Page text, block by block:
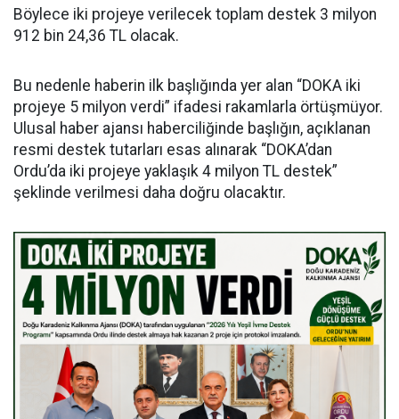
Böylece iki projeye verilecek toplam destek 3 milyon
912 bin 24,36 TL olacak.
Bu nedenle haberin ilk başlığında yer alan “DOKA iki
projeye 5 milyon verdi” ifadesi rakamlarla örtüşmüyor.
Ulusal haber ajansı haberciliğinde başlığın, açıklanan
resmi destek tutarları esas alınarak “DOKA’dan
Ordu’da iki projeye yaklaşık 4 milyon TL destek”
şeklinde verilmesi daha doğru olacaktır.